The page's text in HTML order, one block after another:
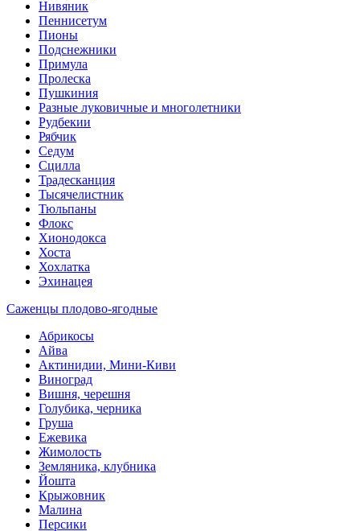
Нивяник
Пеннисетум
Пионы
Подснежники
Примула
Пролеска
Пушкиния
Разные луковичные и многолетники
Рудбекии
Рябчик
Седум
Сцилла
Традесканция
Тысячелистник
Тюльпаны
Флокс
Хионодокса
Хоста
Хохлатка
Эхинацея
Саженцы плодово-ягодные
Абрикосы
Айва
Актинидии, Мини-Киви
Виноград
Вишня, черешня
Голубика, черника
Груша
Ежевика
Жимолость
Земляника, клубника
Йошта
Крыжовник
Малина
Персики